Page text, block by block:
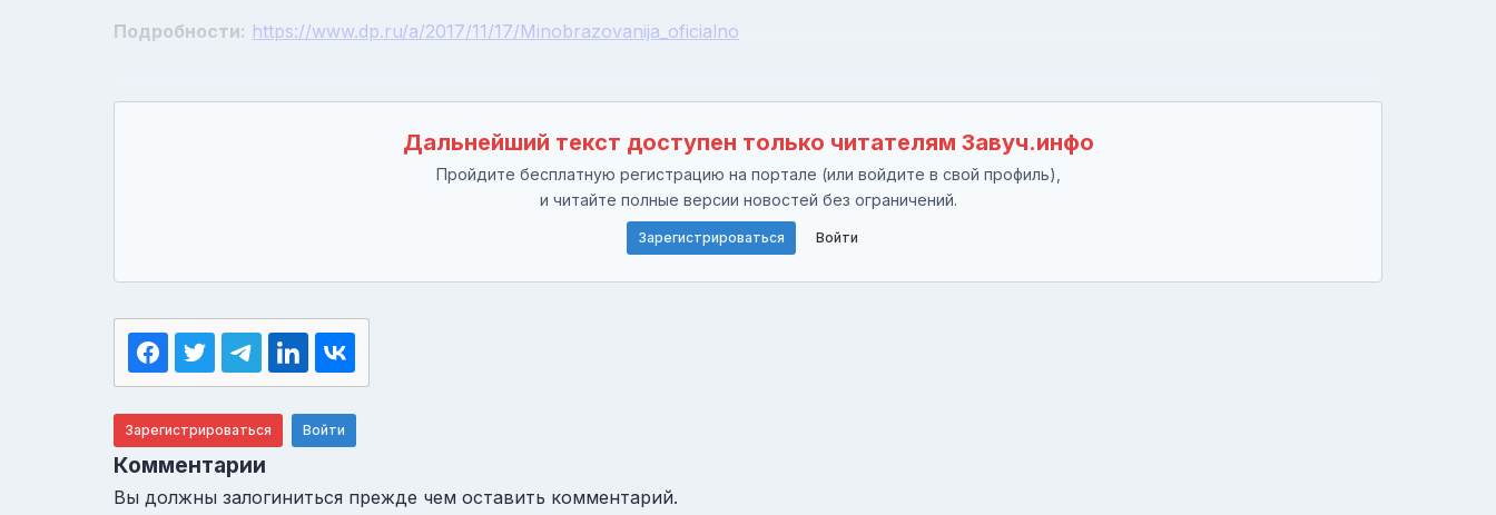
Подробности: https://www.dp.ru/a/2017/11/17/Minobrazovanija_oficialno
Дальнейший текст доступен только читателям Завуч.инфо
Пройдите бесплатную регистрацию на портале (или войдите в свой профиль),
и читайте полные версии новостей без ограничений.
Зарегистрироваться Войти
Зарегистрироваться Войти
Комментарии
Вы должны залогиниться прежде чем оставить комментарий.